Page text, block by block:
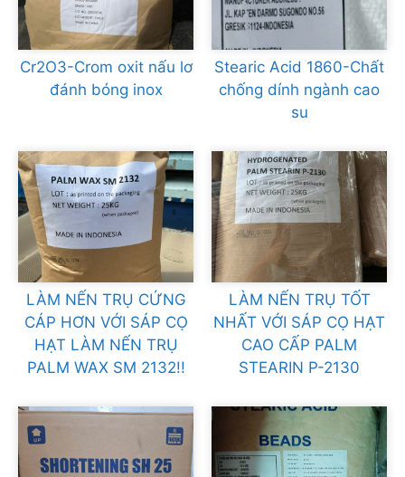
Cr2O3-Crom oxit nấu lơ
đánh bóng inox
Stearic Acid 1860-Chất
chống dính ngành cao
su
LÀM NẾN TRỤ CỨNG
CÁP HƠN VỚI SÁP CỌ
HẠT LÀM NẾN TRỤ
PALM WAX SM 2132!!
LÀM NẾN TRỤ TỐT
NHẤT VỚI SÁP CỌ HẠT
CAO CẤP PALM
STEARIN P-2130